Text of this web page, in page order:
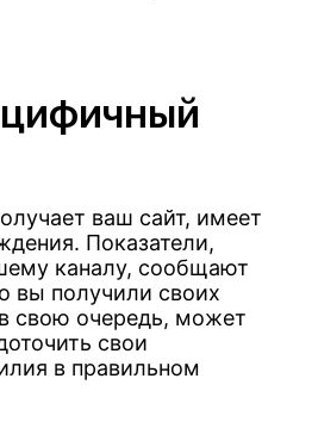
ваш сайт, имеет
Показатели,
каналу, сообщают
вы получили своих
свою очередь, может
свои
в правильном